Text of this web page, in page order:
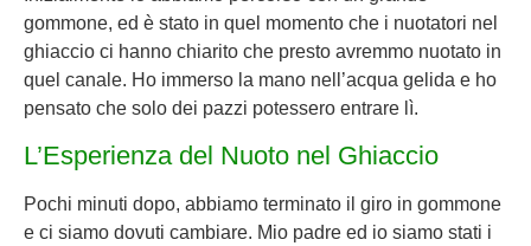
gommone, ed è stato in quel momento che i nuotatori nel
ghiaccio ci hanno chiarito che presto avremmo nuotato in
quel canale. Ho immerso la mano nell’acqua gelida e ho
pensato che solo dei pazzi potessero entrare lì.
L’Esperienza del Nuoto nel Ghiaccio
Pochi minuti dopo, abbiamo terminato il giro in gommone
e ci siamo dovuti cambiare. Mio padre ed io siamo stati i